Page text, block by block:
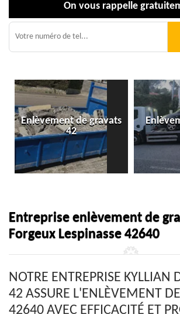
On vous rappelle
Enlèvement de gravats
42
Entreprise enlèvement de
Forgeux Lespinasse 42640
NOTRE ENTREPRISE KYLLIAN
42 ASSURE L'ENLÈVEMENT
42640 AVEC EFFICACITÉ ET